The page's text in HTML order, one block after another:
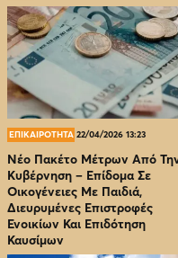
ΕΠΙΚΑΙΡΟΤΗΤΑ 22/04/2026 13:23
Νέο Πακέτο Μέτρων Από
Κυβέρνηση – Επίδομα Σε
Οικογένειες Με Παιδιά,
Διευρυμένες Επιστροφές
Ενοικίων Και Επιδότηση
Καυσίμων